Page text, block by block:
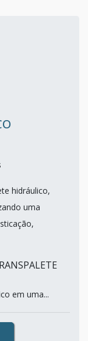
hidráulico,
uma
em uma...